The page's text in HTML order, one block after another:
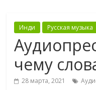
Инди Русская музыка
чему
28 марта, 2021